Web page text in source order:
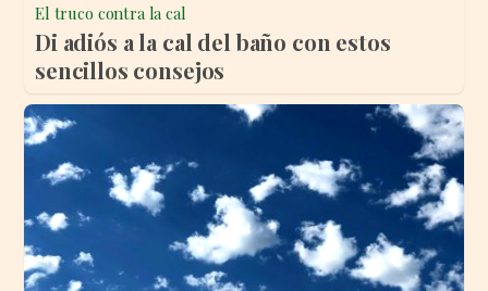
El truco contra la cal
Di adiós a la cal del baño con estos
sencillos consejos